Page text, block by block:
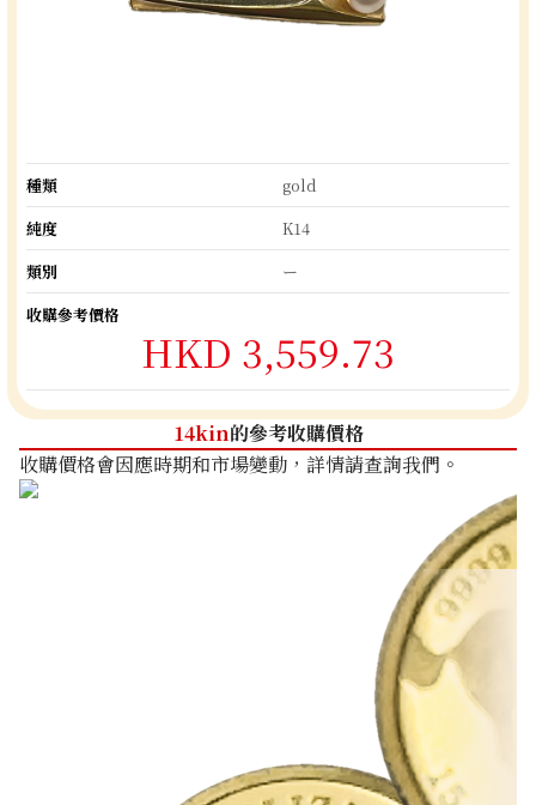
種類
gold
純度
K14
類別
ー
收購參考價格
HKD 3,559.73
14kin的參考收購價格
收購價格會因應時期和市場變動，詳情請查詢我們。